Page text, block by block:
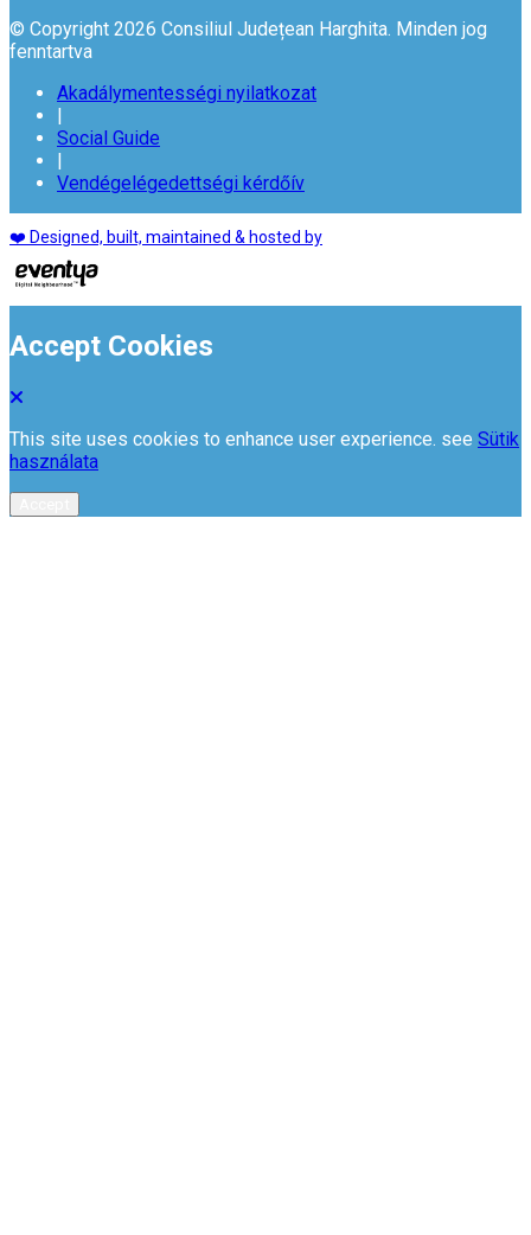
© Copyright 2026 Consiliul Județean Harghita. Minden jog
fenntartva
Akadálymentességi nyilatkozat
|
Social Guide
|
Vendégelégedettségi kérdőív
❤️ Designed, built, maintained & hosted by
Accept Cookies
This site uses cookies to enhance user experience. see Sütik
használata